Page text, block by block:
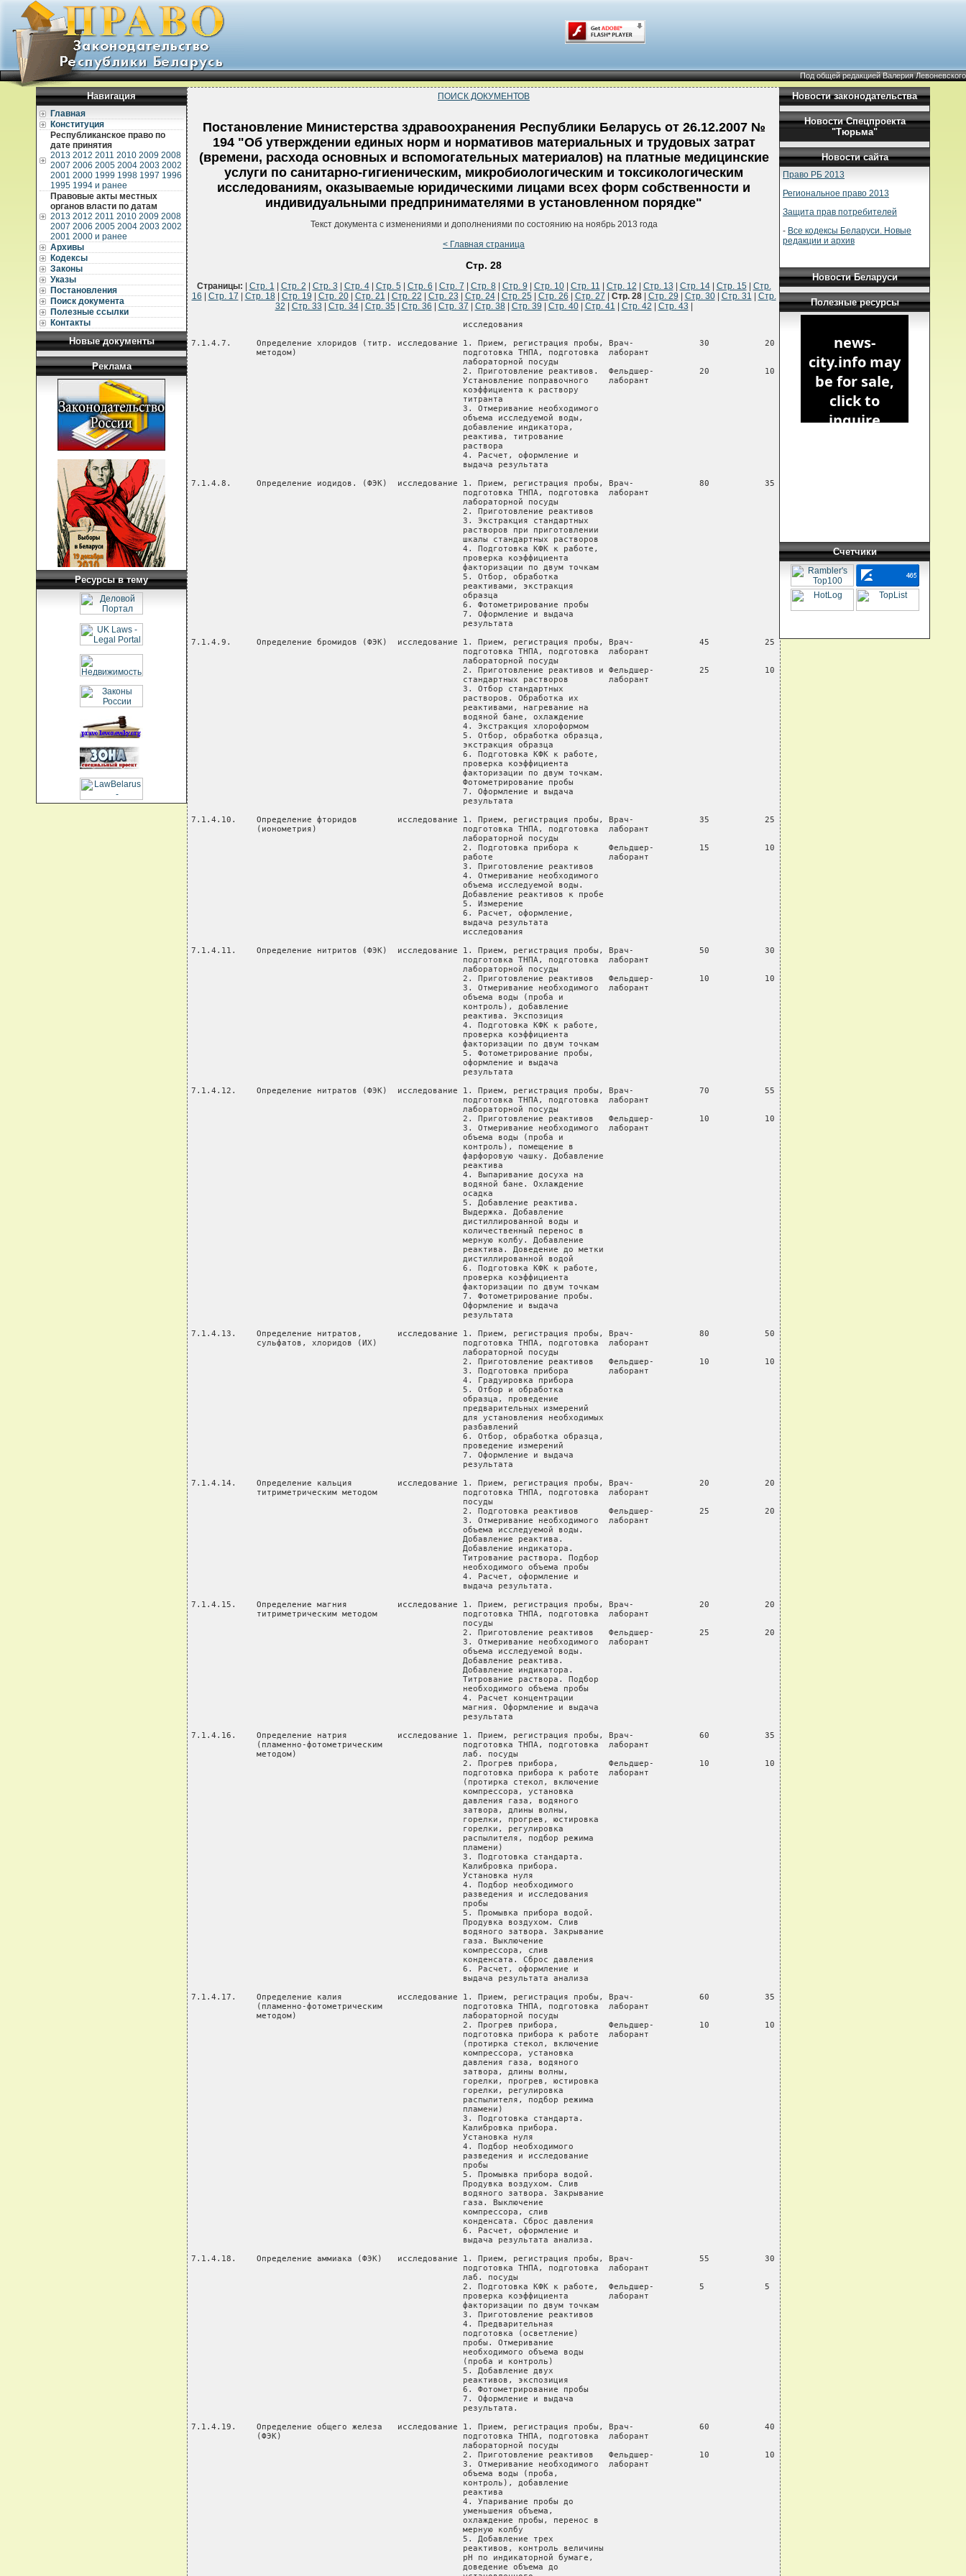
Под общей редакцией Валерия Левоневского
Навигация
Главная
Конституция
Республиканское право по
дате принятия
2013 2012 2011 2010 2009 2008
2007 2006 2005 2004 2003 2002
2001 2000 1999 1998 1997 1996
1995 1994 и ранее
Правовые акты местных
органов власти по датам
2013 2012 2011 2010 2009 2008
2007 2006 2005 2004 2003 2002
2001 2000 и ранее
Архивы
Кодексы
Законы
Указы
Постановления
Поиск документа
Полезные ссылки
Контакты
Новые документы
Реклама
Ресурсы в тему
ПОИСК ДОКУМЕНТОВ
Постановление Министерства здравоохранения Республики Беларусь от 26.12.2007 №
194 "Об утверждении единых норм и нормативов материальных и трудовых затрат
(времени, расхода основных и вспомогательных материалов) на платные медицинские
услуги по санитарно-гигиеническим, микробиологическим и токсикологическим
исследованиям, оказываемые юридическими лицами всех форм собственности и
индивидуальными предпринимателями в установленном порядке"
Текст документа с изменениями и дополнениями по состоянию на ноябрь 2013 года
< Главная страница
Стр. 28
Страницы: Стр. 1 Стр. 2 Стр. 3 Стр. 4| Стр. 5| Стр. 6 Стр. 7 Стр. 8| Стр. 9 Стр. 10| Стр. 11 Стр. 12 Стр. 13 Стр. 14| Стр. 15| Стр.
16
Стр. 17 Стр. 18| Стр. 19 Стр. 20| Стр. 21 Стр. 22 Стр. 23 Стр. 24| Стр. 25| Стр. 26 Стр. 27 Стр. 28| Стр. 29 Стр. 30| Стр. 31
Стр.
32
Стр. 33 Стр. 34| Стр. 35| Стр. 36 Стр. 37 Стр. 38| Стр. 39 Стр. 40| Стр. 41 Стр. 42 Стр. 43
                                                      исследования

7.1.4.7.     Определение хлоридов (титр. исследование 1. Прием, регистрация пробы, Врач-             30           20
             методом)                                 подготовка ТНПА, подготовка  лаборант
                                                      лабораторной посуды
                                                      2. Приготовление реактивов.  Фельдшер-         20           10
                                                      Установление поправочного    лаборант
                                                      коэффициента к раствору
                                                      титранта
                                                      3. Отмеривание необходимого
                                                      объема исследуемой воды,
                                                      добавление индикатора,
                                                      реактива, титрование
                                                      раствора
                                                      4. Расчет, оформление и
                                                      выдача результата

7.1.4.8.     Определение иодидов. (ФЭК)  исследование 1. Прием, регистрация пробы, Врач-             80           35
                                                      подготовка ТНПА, подготовка  лаборант
                                                      лабораторной посуды
                                                      2. Приготовление реактивов
                                                      3. Экстракция стандартных
                                                      растворов при приготовлении
                                                      шкалы стандартных растворов
                                                      4. Подготовка КФК к работе,
                                                      проверка коэффициента
                                                      факторизации по двум точкам
                                                      5. Отбор, обработка
                                                      реактивами, экстракция
                                                      образца
                                                      6. Фотометрирование пробы
                                                      7. Оформление и выдача
                                                      результата

7.1.4.9.     Определение бромидов (ФЭК)  исследование 1. Прием, регистрация пробы, Врач-             45           25
                                                      подготовка ТНПА, подготовка  лаборант
                                                      лабораторной посуды
                                                      2. Приготовление реактивов и Фельдшер-         25           10
                                                      стандартных растворов        лаборант
                                                      3. Отбор стандартных
                                                      растворов. Обработка их
                                                      реактивами, нагревание на
                                                      водяной бане, охлаждение
                                                      4. Экстракция хлороформом
                                                      5. Отбор, обработка образца,
                                                      экстракция образца
                                                      6. Подготовка КФК к работе,
                                                      проверка коэффициента
                                                      факторизации по двум точкам.
                                                      Фотометрирование пробы
                                                      7. Оформление и выдача
                                                      результата

7.1.4.10.    Определение фторидов        исследование 1. Прием, регистрация пробы, Врач-             35           25
             (ионометрия)                             подготовка ТНПА, подготовка  лаборант
                                                      лабораторной посуды
                                                      2. Подготовка прибора к      Фельдшер-         15           10
                                                      работе                       лаборант
                                                      3. Приготовление реактивов
                                                      4. Отмеривание необходимого
                                                      объема исследуемой воды.
                                                      Добавление реактивов к пробе
                                                      5. Измерение
                                                      6. Расчет, оформление,
                                                      выдача результата
                                                      исследования

7.1.4.11.    Определение нитритов (ФЭК)  исследование 1. Прием, регистрация пробы, Врач-             50           30
                                                      подготовка ТНПА, подготовка  лаборант
                                                      лабораторной посуды
                                                      2. Приготовление реактивов   Фельдшер-         10           10
                                                      3. Отмеривание необходимого  лаборант
                                                      объема воды (проба и
                                                      контроль), добавление
                                                      реактива. Экспозиция
                                                      4. Подготовка КФК к работе,
                                                      проверка коэффициента
                                                      факторизации по двум точкам
                                                      5. Фотометрирование пробы,
                                                      оформление и выдача
                                                      результата

7.1.4.12.    Определение нитратов (ФЭК)  исследование 1. Прием, регистрация пробы, Врач-             70           55
                                                      подготовка ТНПА, подготовка  лаборант
                                                      лабораторной посуды
                                                      2. Приготовление реактивов   Фельдшер-         10           10
                                                      3. Отмеривание необходимого  лаборант
                                                      объема воды (проба и
                                                      контроль), помещение в
                                                      фарфоровую чашку. Добавление
                                                      реактива
                                                      4. Выпаривание досуха на
                                                      водяной бане. Охлаждение
                                                      осадка
                                                      5. Добавление реактива.
                                                      Выдержка. Добавление
                                                      дистиллированной воды и
                                                      количественный перенос в
                                                      мерную колбу. Добавление
                                                      реактива. Доведение до метки
                                                      дистиллированной водой
                                                      6. Подготовка КФК к работе,
                                                      проверка коэффициента
                                                      факторизации по двум точкам
                                                      7. Фотометрирование пробы.
                                                      Оформление и выдача
                                                      результата

7.1.4.13.    Определение нитратов,       исследование 1. Прием, регистрация пробы, Врач-             80           50
             сульфатов, хлоридов (ИХ)                 подготовка ТНПА, подготовка  лаборант
                                                      лабораторной посуды
                                                      2. Приготовление реактивов   Фельдшер-         10           10
                                                      3. Подготовка прибора        лаборант
                                                      4. Градуировка прибора
                                                      5. Отбор и обработка
                                                      образца, проведение
                                                      предварительных измерений
                                                      для установления необходимых
                                                      разбавлений
                                                      6. Отбор, обработка образца,
                                                      проведение измерений
                                                      7. Оформление и выдача
                                                      результата

7.1.4.14.    Определение кальция         исследование 1. Прием, регистрация пробы, Врач-             20           20
             титриметрическим методом                 подготовка ТНПА, подготовка  лаборант
                                                      посуды
                                                      2. Подготовка реактивов      Фельдшер-         25           20
Новости законодательства
Новости Спецпроекта
"Тюрьма"
Новости сайта
Право РБ 2013
Региональное право 2013
Защита прав потребителей
- Все кодексы Беларуси. Новые
редакции и архив
Новости Беларуси
Полезные ресурсы
Счетчики